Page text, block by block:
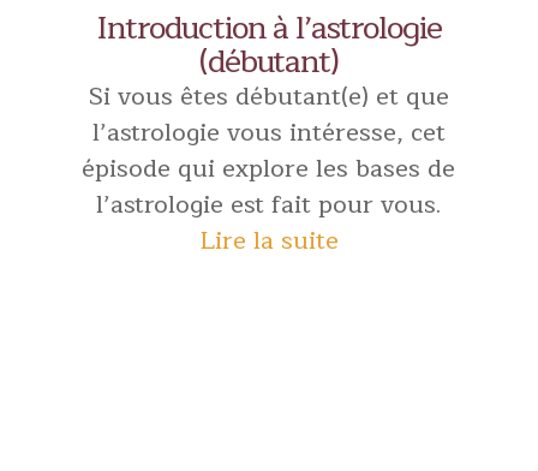
Introduction à l’astrologie
(débutant)
Si vous êtes débutant(e) et que
l’astrologie vous intéresse, cet
épisode qui explore les bases de
l’astrologie est fait pour vous.
Lire la suite